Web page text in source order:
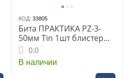
КОД: 33805
Бита ПРАКТИКА РZ-3-
50мм Tin 1шт блистер
серия Эксперт
0.0
В наличии